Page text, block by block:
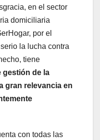
en el sector
domiciliaria
por el
la lucha contra
tiene
gestión de la
gran relevancia en
con todas las